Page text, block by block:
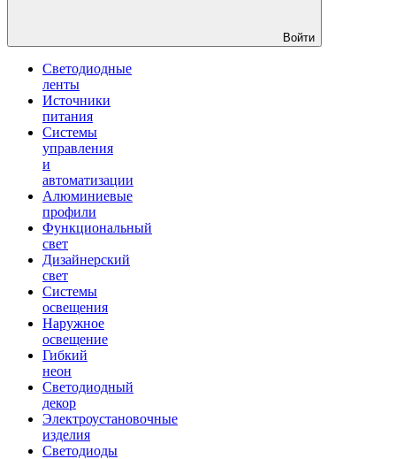
Войти
Светодиодные
ленты
Источники
питания
Системы
управления
и
автоматизации
Алюминиевые
профили
Функциональный
свет
Дизайнерский
свет
Системы
освещения
Наружное
освещение
Гибкий
неон
Светодиодный
декор
Электроустановочные
изделия
Светодиоды